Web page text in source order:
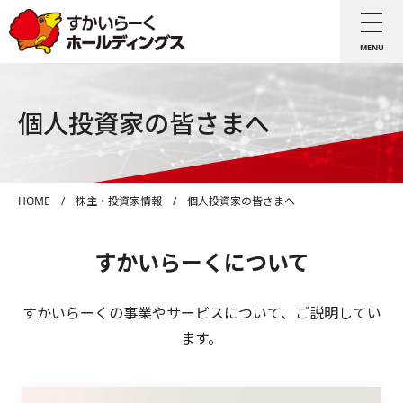
個人投資家の皆さまへ
HOME / 株主・投資家情報 / 個人投資家の皆さまへ
すかいらーくについて
すかいらーくの事業やサービスについて、ご説明してい
ます。